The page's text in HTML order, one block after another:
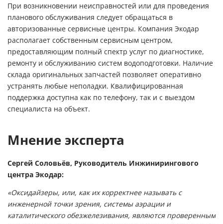
При возникновении неисправностей или для проведения
планового обслуживания следует обращаться в
авторизованные сервисные центры. Компания Экодар
располагает собственным сервисным центром,
предоставляющим полный спектр услуг по диагностике,
ремонту и обслуживанию систем водоподготовки. Наличие
склада оригинальных запчастей позволяет оперативно
устранять любые неполадки. Квалифицированная
поддержка доступна как по телефону, так и с выездом
специалиста на объект.
Мнение эксперта
Сергей Соловьёв, Руководитель Инжинирингового
центра Экодар:
«Оксидайзеры, или, как их корректнее называть с
инженерной точки зрения, системы аэрации и
каталитического обезжелезивания, являются проверенным